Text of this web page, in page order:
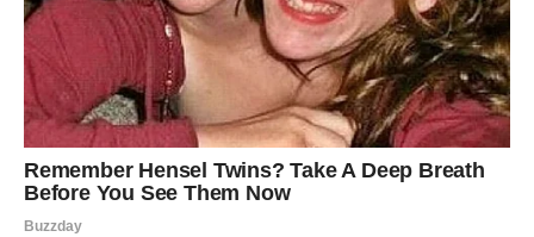
4. Zašto se riža ne miješa tokom
kuhanja?
Jedna od najčešćih grešaka je
miješanje riže dok se